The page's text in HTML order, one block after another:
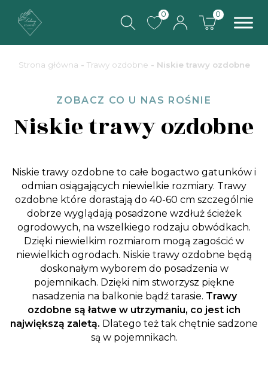
0 0
Strona główna - Trawy ozdobne - Niskie trawy ozdobne
ZOBACZ CO U NAS ROŚNIE
Niskie trawy ozdobne
Niskie trawy ozdobne to całe bogactwo gatunków i
odmian osiągających niewielkie rozmiary. Trawy
ozdobne które dorastają do 40-60 cm szczególnie
dobrze wyglądają posadzone wzdłuż ścieżek
ogrodowych, na wszelkiego rodzaju obwódkach.
Dzięki niewielkim rozmiarom mogą zagościć w
niewielkich ogrodach. Niskie trawy ozdobne będą
doskonałym wyborem do posadzenia w
pojemnikach. Dzięki nim stworzysz piękne
nasadzenia na balkonie bądź tarasie. Trawy
ozdobne są łatwe w utrzymaniu, co jest ich
największą zaletą. Dlatego też tak chętnie sadzone
są w pojemnikach.